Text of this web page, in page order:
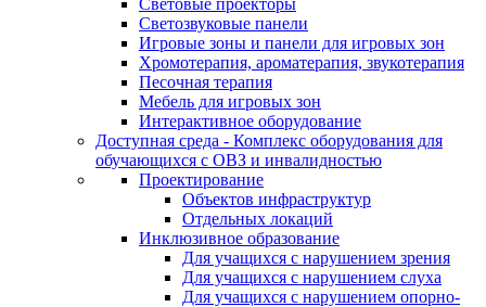
Световые проекторы
Светозвуковые панели
Игровые зоны и панели для игровых зон
Хромотерапия, ароматерапия, звукотерапия
Песочная терапия
Мебель для игровых зон
Интерактивное оборудование
Доступная среда - Комплекс оборудования для
обучающихся с ОВЗ и инвалидностью
Проектирование
Объектов инфраструктур
Отдельных локаций
Инклюзивное образование
Для учащихся с нарушением зрения
Для учащихся с нарушением слуха
Для учащихся с нарушением опорно-